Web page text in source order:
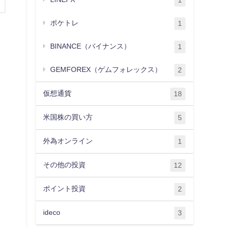
ポケトレ 1
BINANCE（バイナンス） 1
GEMFOREX（ゲムフォレックス） 2
仮想通貨 18
米国株の買い方 5
外為オンライン 1
その他の投資 12
ポイント投資 2
ideco 3